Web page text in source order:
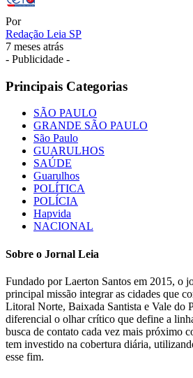
Por
Redação Leia SP
7 meses atrás
- Publicidade -
Principais Categorias
SÃO PAULO
GRANDE SÃO PAULO
São Paulo
GUARULHOS
SAÚDE
Guarulhos
POLÍTICA
POLÍCIA
Hapvida
NACIONAL
Sobre o Jornal Leia
Fundado por Laerton Santos em 2015, o
principal missão integrar as cidades que
Litoral Norte, Baixada Santista e Vale do
diferencial o olhar crítico que define a
busca de contato cada vez mais próximo
tem investido na cobertura diária,
esse fim.